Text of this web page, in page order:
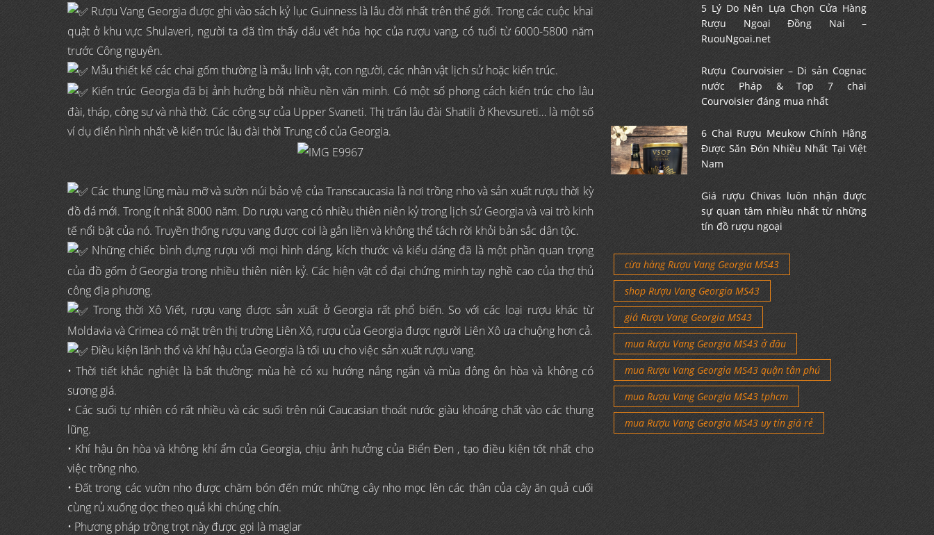
Rượu Vang Georgia được ghi vào sách kỷ lục Guinness là lâu đời nhất trên thế giới. Trong các cuộc khai
quật ở khu vực Shulaveri, người ta đã tìm thấy dấu vết hóa học của rượu vang, có tuổi từ 6000-5800 năm
trước Công nguyên.
Mẫu thiết kế các chai gốm thường là mẫu linh vật, con người, các nhân vật lịch sử hoặc kiến trúc.
Kiến trúc Georgia đã bị ảnh hưởng bởi nhiều nền văn minh. Có một số phong cách kiến trúc cho lâu
đài, tháp, công sự và nhà thờ. Các công sự của Upper Svaneti. Thị trấn lâu đài Shatili ở Khevsureti… là một số
ví dụ điển hình nhất về kiến trúc lâu đài thời Trung cổ của Georgia.
Các thung lũng màu mỡ và sườn núi bảo vệ của Transcaucasia là nơi trồng nho và sản xuất rượu thời kỳ
đồ đá mới. Trong ít nhất 8000 năm. Do rượu vang có nhiều thiên niên kỷ trong lịch sử Georgia và vai trò kinh
tế nổi bật của nó. Truyền thống rượu vang được coi là gắn liền và không thể tách rời khỏi bản sắc dân tộc.
Những chiếc bình đựng rượu với mọi hình dáng, kích thước và kiểu dáng đã là một phần quan trọng
của đồ gốm ở Georgia trong nhiều thiên niên kỷ. Các hiện vật cổ đại chứng minh tay nghề cao của thợ thủ
công địa phương.
Trong thời Xô Viết, rượu vang được sản xuất ở Georgia rất phổ biến. So với các loại rượu khác từ
Moldavia và Crimea có mặt trên thị trường Liên Xô, rượu của Georgia được người Liên Xô ưa chuộng hơn cả.
Điều kiện lãnh thổ và khí hậu của Georgia là tối ưu cho việc sản xuất rượu vang.
• Thời tiết khắc nghiệt là bất thường: mùa hè có xu hướng nắng ngắn và mùa đông ôn hòa và không có
sương giá.
• Các suối tự nhiên có rất nhiều và các suối trên núi Caucasian thoát nước giàu khoáng chất vào các thung
lũng.
• Khí hậu ôn hòa và không khí ẩm của Georgia, chịu ảnh hưởng của Biển Đen , tạo điều kiện tốt nhất cho
việc trồng nho.
• Đất trong các vườn nho được chăm bón đến mức những cây nho mọc lên các thân của cây ăn quả cuối
cùng rủ xuống dọc theo quả khi chúng chín.
• Phương pháp trồng trọt này được gọi là maglar
5 Lý Do Nên Lựa Chọn Cửa Hàng
Rượu Ngoại Đồng Nai –
RuouNgoai.net
Rượu Courvoisier – Di sản Cognac
nước Pháp & Top 7 chai
Courvoisier đáng mua nhất
6 Chai Rượu Meukow Chính Hãng
Được Săn Đón Nhiều Nhất Tại Việt
Nam
Giá rượu Chivas luôn nhận được
sự quan tâm nhiều nhất từ những
tín đồ rượu ngoại
cừa hàng Rượu Vang Georgia MS43
shop Rượu Vang Georgia MS43
giá Rượu Vang Georgia MS43
mua Rượu Vang Georgia MS43 ở đâu
mua Rượu Vang Georgia MS43 quận tân phú
mua Rượu Vang Georgia MS43 tphcm
mua Rượu Vang Georgia MS43 uy tín giá rẻ